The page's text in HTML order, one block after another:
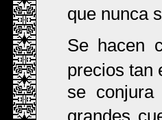
que nunca
Se hacen
precios tan
se